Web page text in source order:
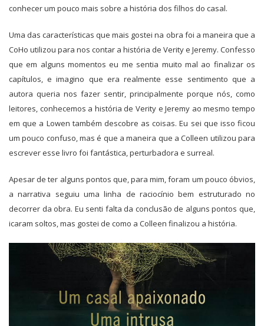
conhecer um pouco mais sobre a história dos filhos do casal.
Uma das características que mais gostei na obra foi a maneira que a
CoHo utilizou para nos contar a história de Verity e Jeremy. Confesso
que em alguns momentos eu me sentia muito mal ao finalizar os
capítulos, e imagino que era realmente esse sentimento que a
autora queria nos fazer sentir, principalmente porque nós, como
leitores, conhecemos a história de Verity e Jeremy ao mesmo tempo
em que a Lowen também descobre as coisas. Eu sei que isso ficou
um pouco confuso, mas é que a maneira que a Colleen utilizou para
escrever esse livro foi fantástica, perturbadora e surreal.
Apesar de ter alguns pontos que, para mim, foram um pouco óbvios,
a narrativa seguiu uma linha de raciocínio bem estruturado no
decorrer da obra. Eu senti falta da conclusão de alguns pontos que,
icaram soltos, mas gostei de como a Colleen finalizou a história.